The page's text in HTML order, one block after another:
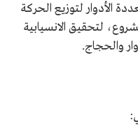
الأدوار لتوزيع الحركة
لتحقيق الانسيابية
والحجاج.